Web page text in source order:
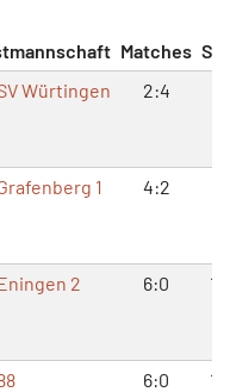
Matches
Würtingen
2:4
1 4:2
2 6:0
6:0